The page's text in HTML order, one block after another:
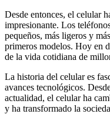
Desde entonces, el celular
impresionante. Los
pequeños, más ligeros y
primeros modelos. Hoy en
de la vida cotidiana de
La historia del celular es
avances tecnológicos.
actualidad, el celular ha
y ha transformado la